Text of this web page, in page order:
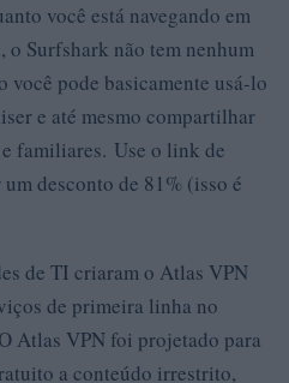
você está navegando em
o Surfshark não tem nenhum
pode basicamente usá-lo
e até mesmo compartilhar
familiares. Use o link de
desconto de 81% (isso é
de TI criaram o Atlas VPN
de primeira linha no
Atlas VPN foi projetado para
a conteúdo irrestrito,